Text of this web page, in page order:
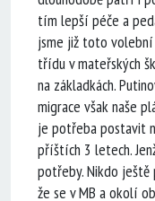
tím lepší péče a
jsme již toto
třídu v mateřských
na základkách.
migrace však naše
je potřeba postavit
příštích 3 letech.
potřeby. Nikdo
že se v MB a okolí